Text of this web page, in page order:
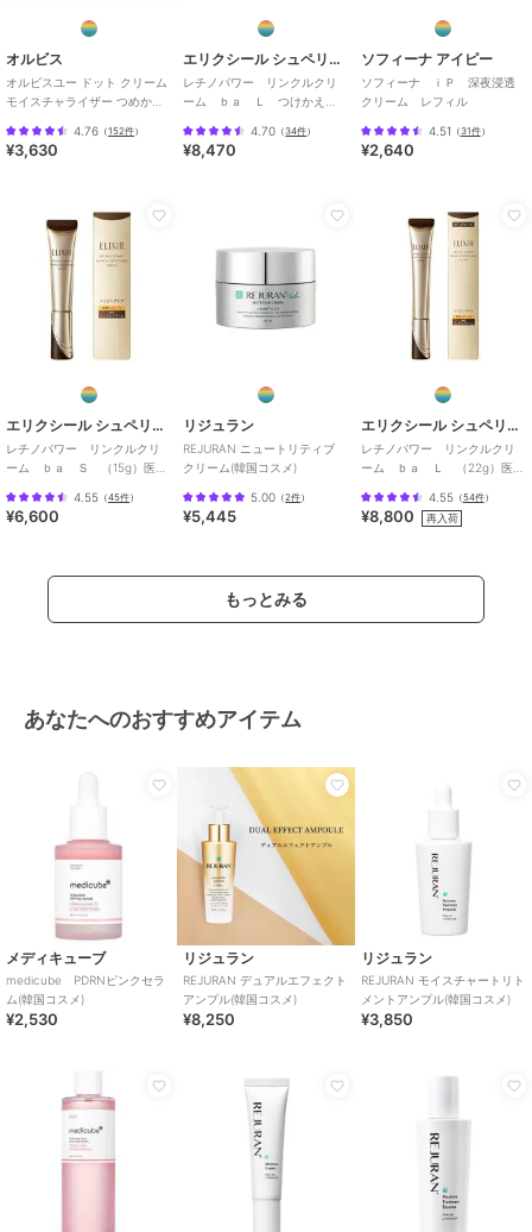
オルビス
オルビスユー ドット クリーム
モイスチャライザー つめかえ
4.76 （152件）
¥3,630
エリクシール シュペリエル
レチノパワー リンクルクリ
ーム ｂａ Ｌ つけかえ
4.70 （34件）
¥8,470
ソフィーナ アイピー
ソフィーナ ｉＰ 深夜浸透
クリーム レフィル
4.51 （31件）
¥2,640
エリクシール シュペリエル
レチノパワー リンクルクリ
ーム ｂａ Ｓ （15g）医薬
4.55 （45件）
¥6,600
リジュラン
REJURAN ニュートリティブ
クリーム(韓国コスメ)
5.00 （2件）
¥5,445
エリクシール シュペリエル
レチノパワー リンクルクリ
ーム ｂａ Ｌ （22g）医薬
4.55（54件）
¥8,800 再入荷
もっとみる
あなたへのおすすめアイテム
メディキューブ
medicube PDRNピンクセラ
ム(韓国コスメ)
¥2,530
リジュラン
REJURAN デュアルエフェクト
アンプル(韓国コスメ)
¥8,250
リジュラン
REJURAN モイスチャートリト
メントアンプル(韓国コスメ)
¥3,850